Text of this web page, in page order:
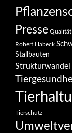
Presse Qualität
Robert Habeck
Stallbauten
Strukturwandel
Tierschutz